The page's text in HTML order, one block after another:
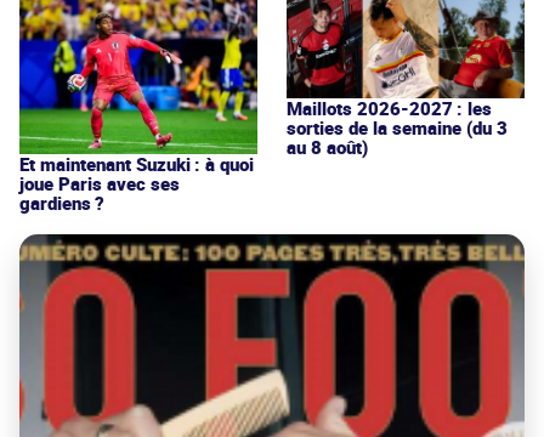
Et maintenant Suzuki : à quoi
joue Paris avec ses
gardiens ?
Maillots 2026-2027 : les
sorties de la semaine (du 3
au 8 août)